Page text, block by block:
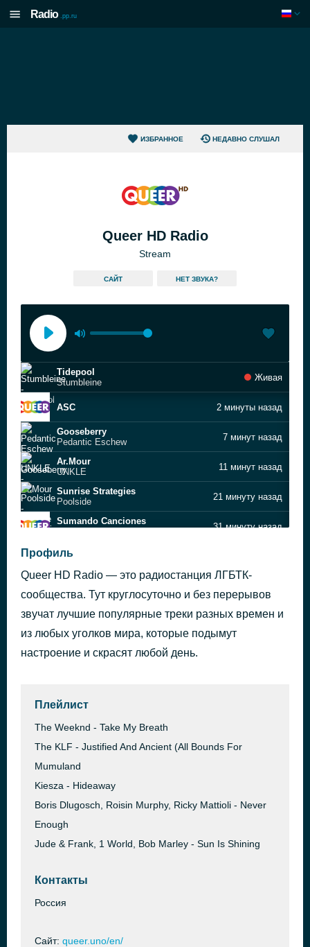
Radio .pp.ru
ИЗБРАННОЕ НЕДАВНО СЛУШАЛ
Queer HD Radio
Stream
САЙТ HЕТ ЗВУКА?
Tidepool
Stumbleine
Живая
ASC 2 минуты назад
Gooseberry
Pedantic Eschew
7 минут назад
Ar.Mour
UNKLE
11 минут назад
Sunrise Strategies
Poolside
21 минуту назад
Sumando Canciones
31 минуту назад
Nebulous Sequences, Part 1
Reda
Temple Tears
Suspicious Luna
Potlatch
1 час назад
I Dont Want Illusion
Don Markus
Профиль
Queer HD Radio — это радиостанция ЛГБТК-
сообщества. Тут круглосуточно и без перерывов
звучат лучшие популярные треки разных времен и
из любых уголков мира, которые подымут
настроение и скрасят любой день.
Плейлист
The Weeknd - Take My Breath
The KLF - Justified And Ancient (All Bounds For
Mumuland
Kiesza - Hideaway
Boris Dlugosch, Roisin Murphy, Ricky Mattioli - Never
Enough
Jude & Frank, 1 World, Bob Marley - Sun Is Shining
Контакты
Россия
Сайт: queer.uno/en/